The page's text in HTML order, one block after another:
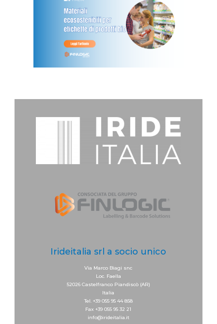
Irideitalia srl a socio unico
Via Marco Biagi snc
Loc. Faella
52026 Castelfranco Piandiscò (AR)
Italia
Tel. +39 055 95 44 858
Fax +39 055 95 32 21
info@irideitalia.it